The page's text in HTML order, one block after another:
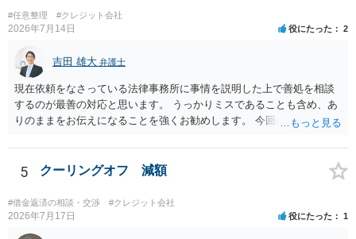
#任意整理 #クレジット会社
2026年7月14日 役にたった 2
吉田 雄大 弁護士
現在依頼をなさっている法律事務所に事情を説明した上で善処を相談
するのが最善の対応と思います。 うっかりミスであることも含め、あ
りのままをお伝えになることを強くお勧めします。 今回のできごとだ
早ければ早いほどいいのは間違いありません。 ご健闘をお祈りいたし
ます。
5 クーリングオフ 減額
#借金返済の相談・交渉 #クレジット会社
2026年7月17日 役にたった 1